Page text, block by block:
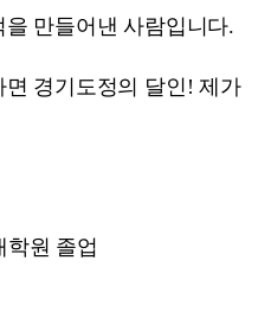
만들어낸 사람입니다.
경기도정의 달인! 제가
원 졸업